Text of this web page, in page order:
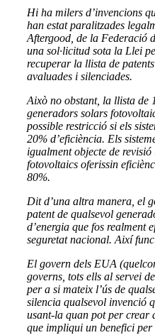
Hi ha milers d’invencions
han estat paralitzades
Aftergood, de la Federació
una sol·licitud sota la Llei
recuperar la llista de
avaluades i silenciades.
Això no obstant, la llista de
generadors solars
possible restricció si els
20% d’eficiència. Els
igualment objecte de
fotovoltaics oferissin
80%.
Dit d’una altra manera, el
patent de qualsevol
d’energia que fos realment
seguretat nacional. Així
El govern dels EUA
governs, tots ells al servei
per a si mateix l’ús de
silencia qualsevol invenció
usant-la quan pot per crear
que impliqui un benefici